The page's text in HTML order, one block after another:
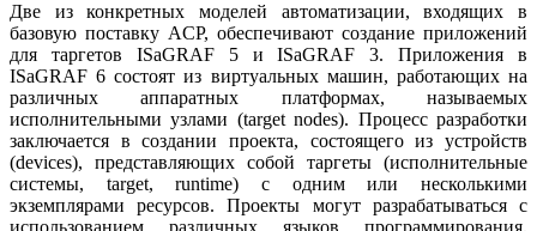
Две из конкретных моделей автоматизации, входящих в
базовую поставку ACP, обеспечивают создание приложений
для таргетов ISaGRAF 5 и ISaGRAF 3. Приложения в
ISaGRAF 6 состоят из виртуальных машин, работающих на
различных аппаратных платформах, называемых
исполнительными узлами (target nodes). Процесс разработки
заключается в создании проекта, состоящего из устройств
(devices), представляющих собой таргеты (исполнительные
системы, target, runtime) с одним или несколькими
экземплярами ресурсов. Проекты могут разрабатываться с